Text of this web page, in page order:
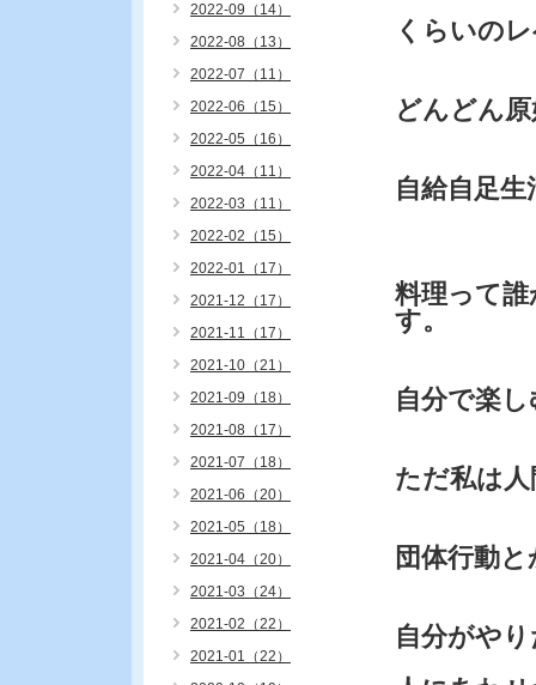
くらいの
どんどん
自給自足
料理って
す。
自分で楽
ただ私は
団体行動
自分がや
2022-09（14）
2022-08（13）
2022-07（11）
2022-06（15）
2022-05（16）
2022-04（11）
2022-03（11）
2022-02（15）
2022-01（17）
2021-12（17）
2021-11（17）
2021-10（21）
2021-09（18）
2021-08（17）
2021-07（18）
2021-06（20）
2021-05（18）
2021-04（20）
2021-03（24）
2021-02（22）
2021-01（22）